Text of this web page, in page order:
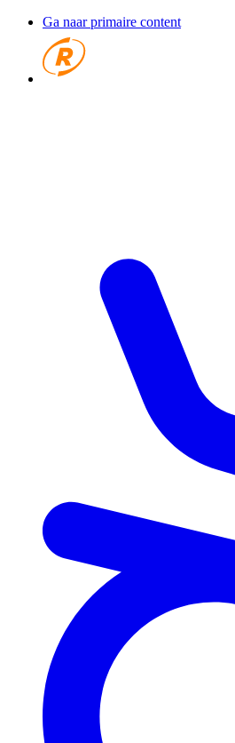
Ga naar primaire content